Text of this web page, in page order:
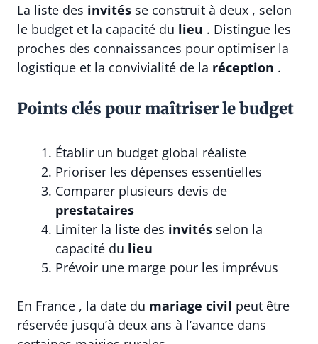
La liste des invités se construit à deux , selon
le budget et la capacité du lieu . Distingue les
proches des connaissances pour optimiser la
logistique et la convivialité de la réception .
Points clés pour maîtriser le budget
Établir un budget global réaliste
Prioriser les dépenses essentielles
Comparer plusieurs devis de
prestataires
Limiter la liste des invités selon la
capacité du lieu
Prévoir une marge pour les imprévus
En France , la date du mariage civil peut être
réservée jusqu’à deux ans à l’avance dans